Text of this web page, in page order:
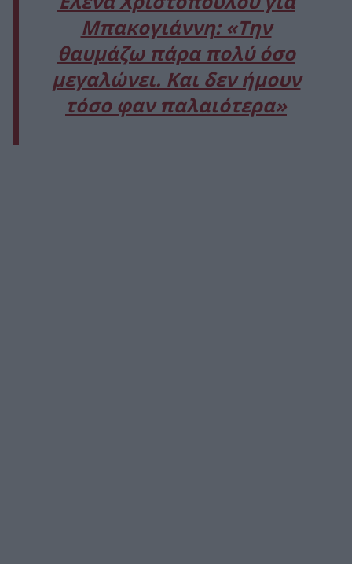
Μπακογιάννη: «Την
θαυμάζω πάρα πολύ όσο
μεγαλώνει. Και δεν ήμουν
τόσο φαν παλαιότερα»